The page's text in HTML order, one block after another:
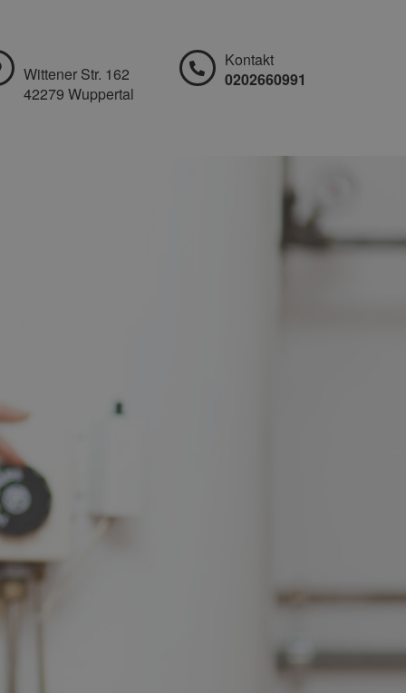
Wittener Str. 162
42279 Wuppertal
Kontakt
0202660991